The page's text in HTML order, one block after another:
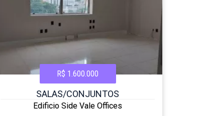
R$ 1.600.000
SALAS/CONJUNTOS
Edificio Side Vale Offices